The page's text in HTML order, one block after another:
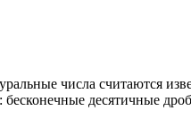
числа считаются
десятичные